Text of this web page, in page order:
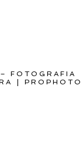
FOTOGRAFIA
PROPHOTO